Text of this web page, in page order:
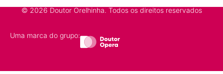
© 2026 Doutor Orelhinha. Todos os direitos reservados
Uma marca do grupo: